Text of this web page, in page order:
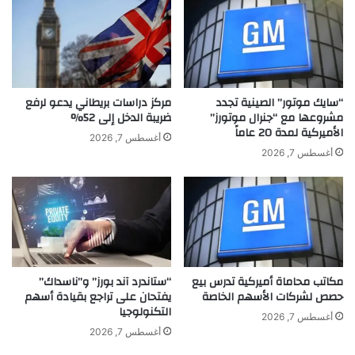
ر
ب
ع
ط
ر
ح
ه
ا
ن
ت
ه
ل
ج
د
ي
ي
ع
م
ه
و
ح
ر
ي
ع
ى
ع
ا
ق
ا
ت
“سايك موتور” الصينية تجدد
مشروعها مع “جنرال موتورز”
الأميركية لمدة 20 عاماً
أغسطس 7, 2026
مركز دراسات بريطاني يدعو لرفع
ضريبة الدخل إلى 52%
أغسطس 7, 2026
مكاتب محاماة أميركية تدرس بيع
حصص لشركات الأسهم الخاصة
أغسطس 7, 2026
“ستاندرد آند بورز” و”ناسداك”
يفتحان على تراجع بقيادة أسهم
التكنولوجيا
أغسطس 7, 2026